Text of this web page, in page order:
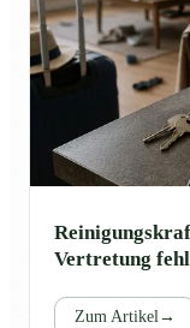
Vertretung
Zum Artikel→